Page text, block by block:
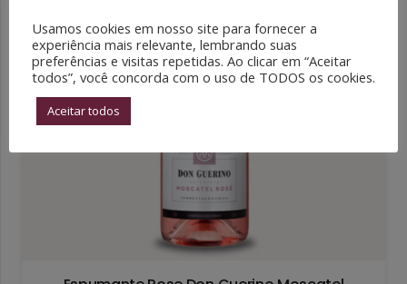
Usamos cookies em nosso site para fornecer a
experiência mais relevante, lembrando suas
preferências e visitas repetidas. Ao clicar em “Aceitar
todos”, você concorda com o uso de TODOS os cookies.
Aceitar todos